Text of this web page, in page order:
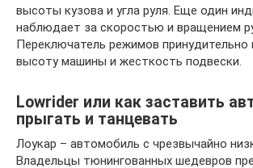
высоты кузова и угла руля. Еще один
наблюдает за скоростью и вращением
Переключатель режимов принудительно
высоту машины и жесткость подвески.
Lowrider или как заставить
прыгать и танцевать
Лоукар – автомобиль с чрезвычайно
Владельцы тюнингованных шедевров